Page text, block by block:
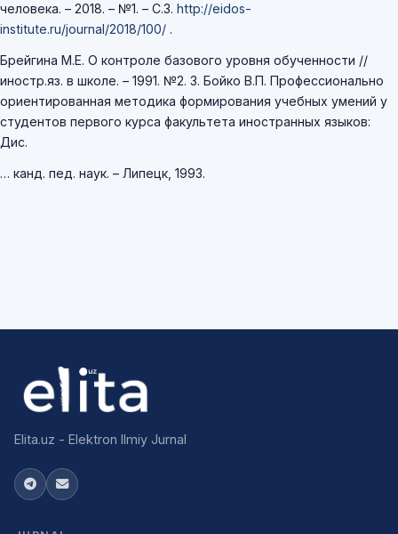
человека. – 2018. – №1. – С.3. http://eidos-
institute.ru/journal/2018/100/ .
Брейгина М.Е. О контроле базового уровня обученности //
иностр.яз. в школе. – 1991. №2. 3. Бойко В.П. Профессионально
ориентированная методика формирования учебных умений у
студентов первого курса факультета иностранных языков:
Дис.
… канд. пед. наук. – Липецк, 1993.
Elita.uz - Elektron Ilmiy Jurnal